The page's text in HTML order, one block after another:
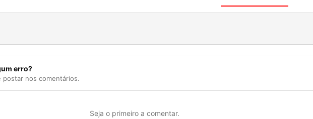
erro?
nos comentários.
Seja o primeiro a comentar.